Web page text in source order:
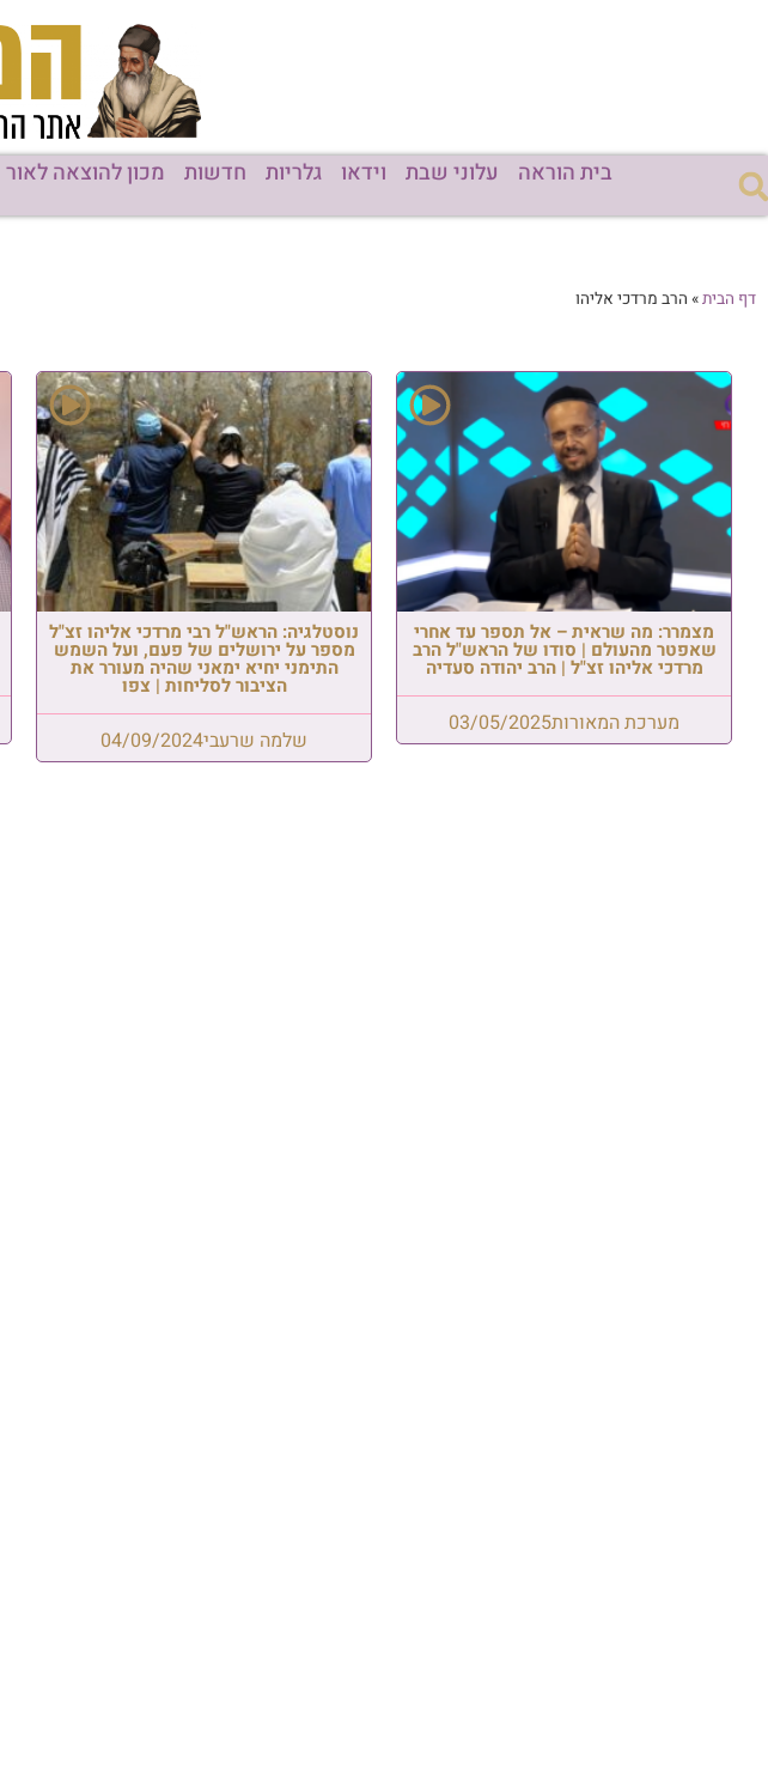
בית הוראה עלוני שבת וידאו גלריות חדשות מכון להוצאה לאור
דף הבית» הרב מרדכי אליהו
מצמרר: מה שראית – אל תספר עד אחרי
שאפטר מהעולם | סודו של הראש"ל הרב
מרדכי אליהו זצ"ל | הרב יהודה סעדיה
מערכת המאורות03/05/2025
נוסטלגיה: הראש"ל רבי מרדכי אליהו זצ"ל
מספר על ירושלים של פעם, ועל השמש
התימני יחיא ימאני שהיה מעורר את
הציבור לסליחות | צפו
שלמה שרעבי04/09/2024